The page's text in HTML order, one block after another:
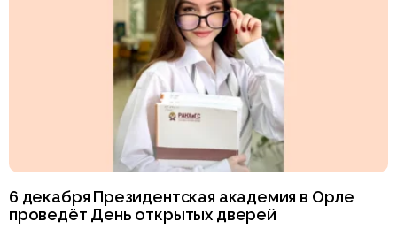
6 декабря Президентская академия в Орле
проведёт День открытых дверей